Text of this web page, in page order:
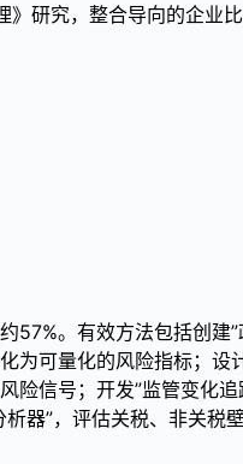
研究，整合导向的企业
57%。有效方法包括创建
为可量化的风险指标；设
险信号；开发”监管变化
器”，评估关税、非关税